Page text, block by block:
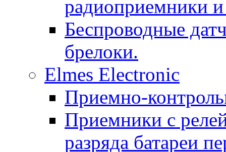
радиоприемники
Беспроводные
брелоки.
Elmes Electronic
Приемно-
Приемники с
разряда батареи